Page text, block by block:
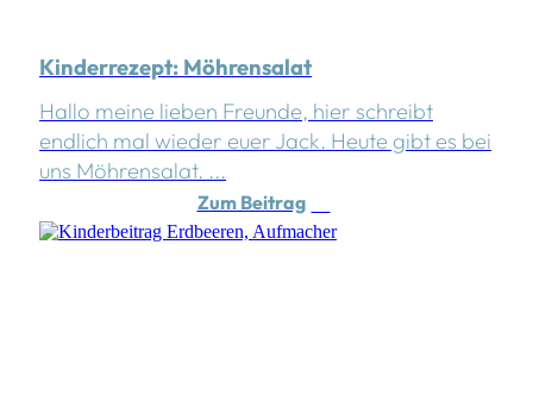
Kinderrezept: Möhrensalat
Hallo meine lieben Freunde, hier schreibt
endlich mal wieder euer Jack. Heute gibt es bei
uns Möhrensalat. ...
Zum Beitrag